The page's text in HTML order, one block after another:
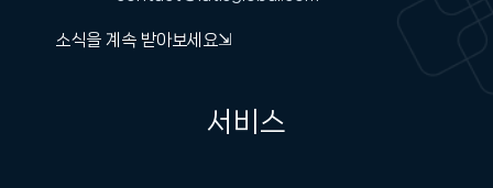
소식을 계속 받아보세요⇲
서비스